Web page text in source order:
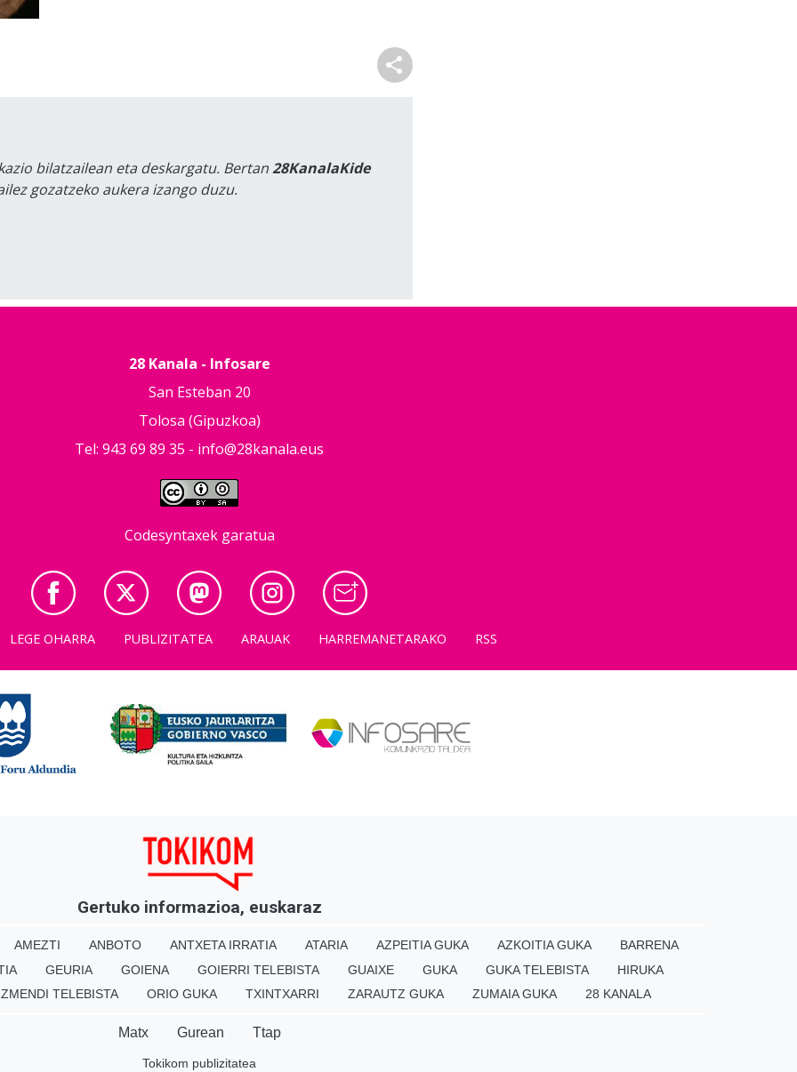
bilatzailean eta deskargatu. Bertan28KanalaKide
gozatzeko aukera izango duzu.
28 Kanala - Infosare
San Esteban 20
Tolosa (Gipuzkoa)
Tel: 943 69 89 35 - info@28kanala.eus
Codesyntaxek garatua
LEGE OHARRA PUBLIZITATEA ARAUAK HARREMANETARAKO RSS
Gertuko informazioa, euskaraz
AMEZTI ANBOTO ANTXETA IRRATIA ATARIA AZPEITIA GUKA AZKOITIA GUKA
BARRENA
GEURIA GOIENA GOIERRI TELEBISTA GUAIXE GUKA GUKA TELEBISTA
HIRUKA
TELEBISTA ORIO GUKA TXINTXARRI ZARAUTZ GUKA ZUMAIA GUKA 28 KANALA
Matx Gurean Ttap
Tokikom publizitatea